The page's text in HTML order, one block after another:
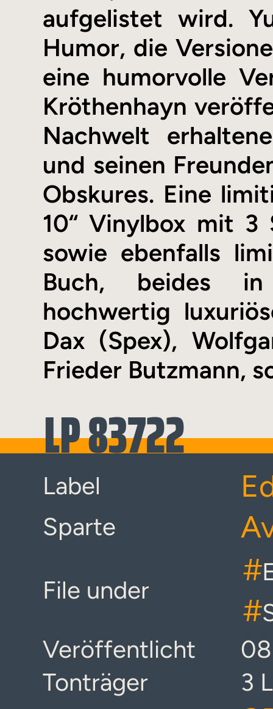
aufgelistet wird.
Humor, die
eine humorvolle
Kröthenhayn
Nachwelt
und seinen
Obskures. Eine
10“ Vinylbox mit 3
sowie ebenfalls
Buch, beides in
hochwertig
Dax (Spex),
Frieder Butzmann,
LP 83722
Label
Sparte
File under
#
#
Veröffentlicht
Tonträger
3